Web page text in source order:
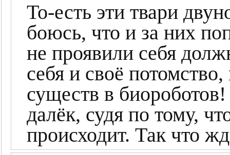
То-есть эти твари
боюсь, что и за них
не проявили себя
себя и своё
существ в
далёк, судя по тому,
происходит. Так что